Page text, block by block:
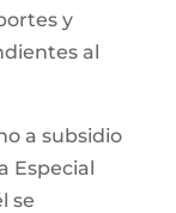
y
al
a subsidio
Especial
se